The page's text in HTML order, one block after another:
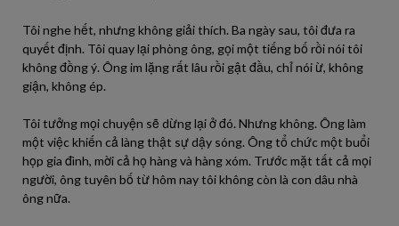
Tôi nghe hết, nhưng không giải thích. Ba ngày sau, tôi đưa ra
quyết định. Tôi quay lại phòng ông, gọi một tiếng bố rồi nói tôi
không đồng ý. Ông im lặng rất lâu rồi gật đầu, chỉ nói ừ, không
giận, không ép.
Tôi tưởng mọi chuyện sẽ dừng lại ở đó. Nhưng không. Ông làm
một việc khiến cả làng thật sự dậy sóng. Ông tổ chức một buổi
họp gia đình, mời cả họ hàng và hàng xóm. Trước mặt tất cả mọi
người, ông tuyên bố từ hôm nay tôi không còn là con dâu nhà
ông nữa.